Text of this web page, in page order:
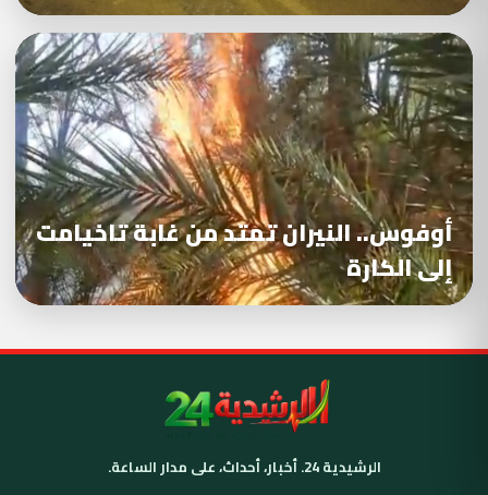
أوفوس.. النيران تمتد من غابة تاخيامت
إلى الكارة
الرشيدية 24. أخبار، أحداث، على مدار الساعة.